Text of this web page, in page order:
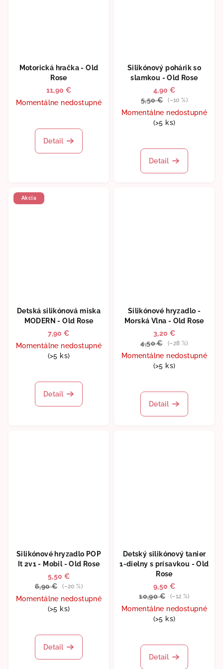
Motorická hračka - Old
Rose
11,90 €
Momentálne nedostupné
Detail
Silikónový pohárik so
slamkou - Old Rose
4,90 €
5,50 €
(–10 %)
Momentálne nedostupné
(>5 ks)
Detail
Akcia
Detská silikónová miska
MODERN - Old Rose
7,90 €
Momentálne nedostupné
(>5 ks)
hodnotenie
produktu
Detail
Silikónové hryzadlo -
Morská Vlna - Old Rose
3,20 €
4,50 €
(–28 %)
Momentálne nedostupné
(>5 ks)
Detail
Silikónové hryzadlo POP
It 2v1 - Mobil - Old Rose
5,50 €
6,90 €
(–20 %)
Momentálne nedostupné
(>5 ks)
Detail
Detský silikónový tanier
1-dielny s prísavkou - Old
Rose
9,50 €
10,90 €
(–12 %)
Momentálne nedostupné
(>5 ks)
Detail